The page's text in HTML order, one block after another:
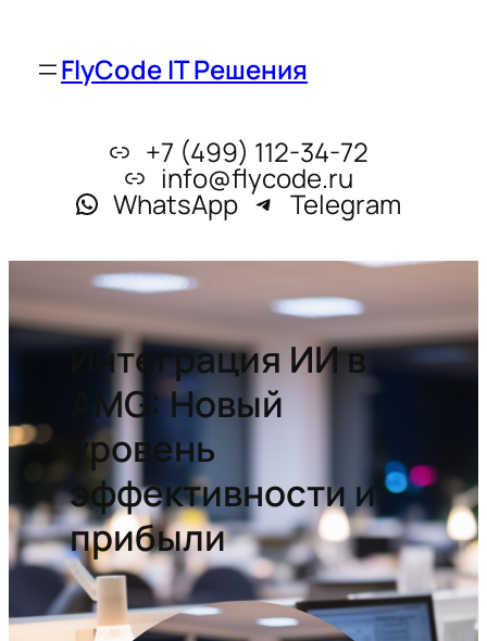
FlyCode IT Решения
+7 (499) 112-34-72
info@flycode.ru
WhatsApp Telegram
Интеграция ИИ в
AMG: Новый
уровень
эффективности и
прибыли